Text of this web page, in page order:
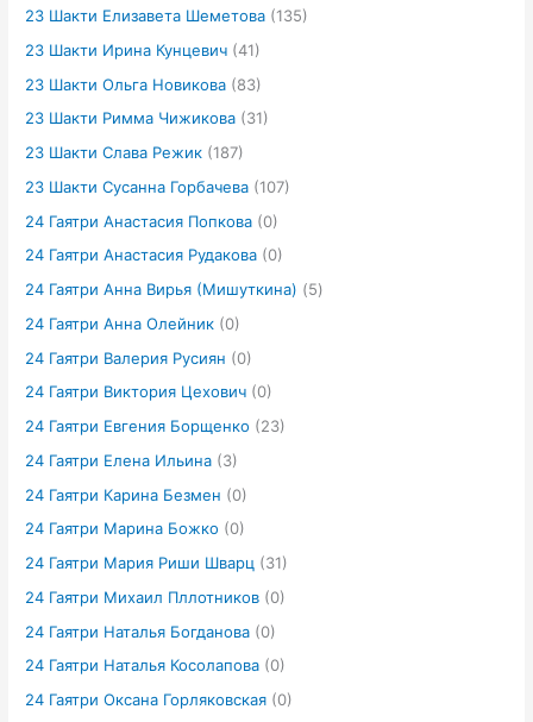
23 Шакти Елизавета Шеметова (135)
23 Шакти Ирина Кунцевич (41)
23 Шакти Ольга Новикова (83)
23 Шакти Римма Чижикова (31)
23 Шакти Слава Режик (187)
23 Шакти Сусанна Горбачева (107)
24 Гаятри Анастасия Попкова (0)
24 Гаятри Анастасия Рудакова (0)
24 Гаятри Анна Вирья (Мишуткина) (5)
24 Гаятри Анна Олейник (0)
24 Гаятри Валерия Русиян (0)
24 Гаятри Виктория Цехович (0)
24 Гаятри Евгения Борщенко (23)
24 Гаятри Елена Ильина (3)
24 Гаятри Карина Безмен (0)
24 Гаятри Марина Божко (0)
24 Гаятри Мария Риши Шварц (31)
24 Гаятри Михаил Пллотников (0)
24 Гаятри Наталья Богданова (0)
24 Гаятри Наталья Косолапова (0)
24 Гаятри Оксана Горляковская (0)